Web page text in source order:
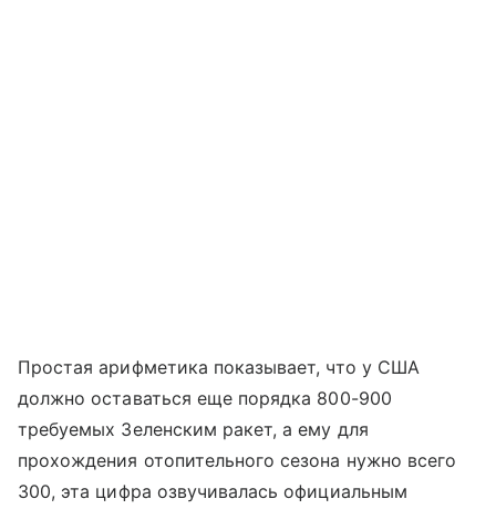
Простая арифметика показывает, что у США
должно оставаться еще порядка 800-900
требуемых Зеленским ракет, а ему для
прохождения отопительного сезона нужно всего
300, эта цифра озвучивалась официальным